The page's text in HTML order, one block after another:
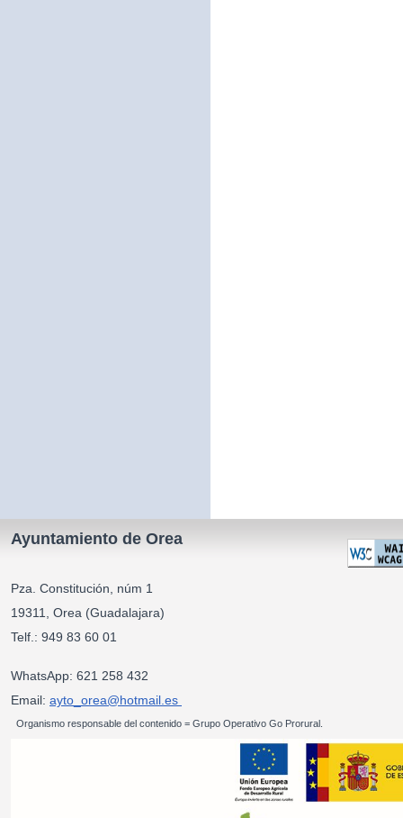
Ayuntamiento de Orea
Pza. Constitución, núm 1
19311, Orea (Guadalajara)
Telf.: 949 83 60 01
WhatsApp: 621 258 432
Email: ayto_orea@hotmail.es
Organismo responsable del contenido = Grupo Operativo Go Prorural.